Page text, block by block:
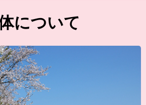
について